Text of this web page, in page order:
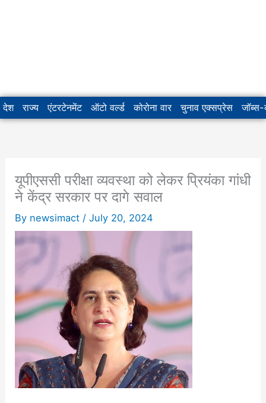
देश राज्य एंटरटेनमेंट ऑटो वर्ल्ड कोरोना वार चुनाव एक्सप्रेस जॉब्स-
यूपीएससी परीक्षा व्यवस्था को लेकर प्रियंका गांधी
ने केंद्र सरकार पर दागे सवाल
By newsimact /July 20, 2024